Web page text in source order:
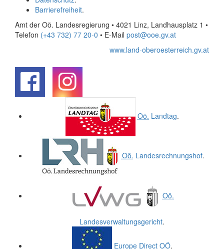
Barrierefreiheit.
Amt der Oö. Landesregierung • 4021 Linz, Landhausplatz 1 •
Telefon (+43 732) 77 20-0 • E-Mail post@ooe.gv.at
www.land-oberoesterreich.gv.at
Oö. Landtag.
Oö. Landesrechnungshof.
Oö.
Landesverwaltungsgericht.
Europe Direct OÖ.